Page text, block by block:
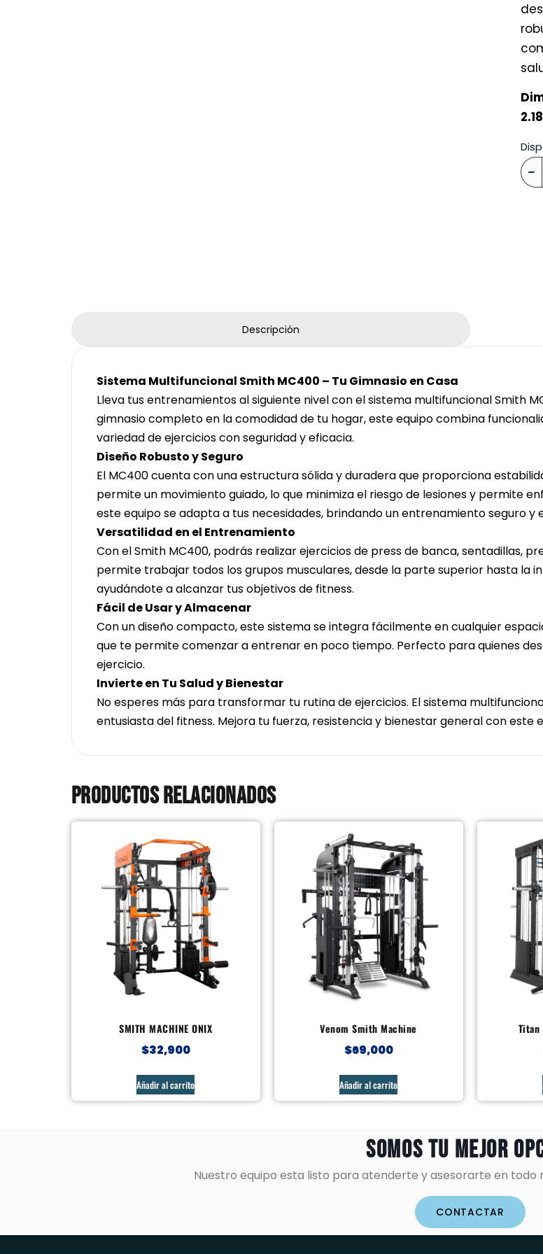
Descripción
Sistema Multifuncional Smith MC400 – Tu Gimnasio en Casa
Lleva tus entrenamientos al siguiente nivel con el sistema multifuncional Smith
gimnasio completo en la comodidad de tu hogar, este equipo combina
variedad de ejercicios con seguridad y eficacia.
Diseño Robusto y Seguro
El MC400 cuenta con una estructura sólida y duradera que proporciona
permite un movimiento guiado, lo que minimiza el riesgo de lesiones y permite
este equipo se adapta a tus necesidades, brindando un entrenamiento seguro y
Versatilidad en el Entrenamiento
Con el Smith MC400, podrás realizar ejercicios de press de banca, sentadillas,
permite trabajar todos los grupos musculares, desde la parte superior hasta la
ayudándote a alcanzar tus objetivos de fitness.
Fácil de Usar y Almacenar
Con un diseño compacto, este sistema se integra fácilmente en cualquier
que te permite comenzar a entrenar en poco tiempo. Perfecto para quienes
ejercicio.
Invierte en Tu Salud y Bienestar
No esperes más para transformar tu rutina de ejercicios. El sistema
entusiasta del fitness. Mejora tu fuerza, resistencia y bienestar general con este
Productos relacionados
SMITH MACHINE ONIX
$32,900
Añadir al carrito
Venom Smith Machine
$69,000
Añadir al carrito
Titan
Somos tu mejor
Nuestro equipo esta listo para atenderte y asesorarte en
CONTACTAR